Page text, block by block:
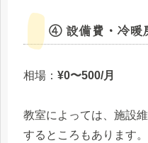
④ 設備費・冷暖
相場： ¥0〜500/月
教室によっては、施設
するところもあります